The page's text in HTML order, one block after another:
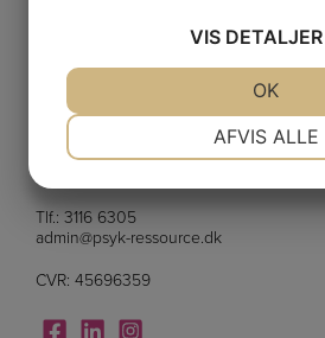
Psykologisk Ressource Center Aps
Rådhusstræde 6, 3.
Tlf.: 3116 6305
admin@psyk-ressource.dk
CVR: 45696359
VIS DETALJER
MARKETING
AFVIS ALLE
OK